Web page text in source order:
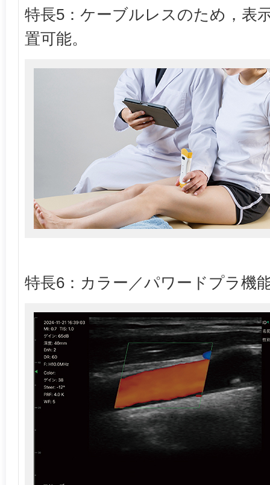
特長5：ケーブルレスのため，表
置可能。
特長6：カラー／パワードプラ機